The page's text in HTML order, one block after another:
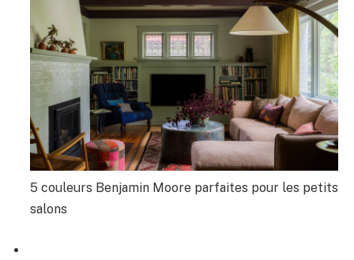
5 couleurs Benjamin Moore parfaites pour les petits
salons